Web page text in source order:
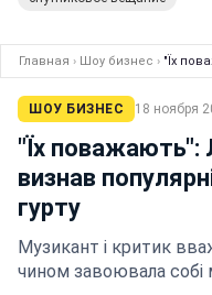
Главная › Шоу бизнес › "Їх
ШОУ БИЗНЕС 18 ноября
"Їх поважають":
визнав
гурту
Музикант і критик
чином завоювала собі